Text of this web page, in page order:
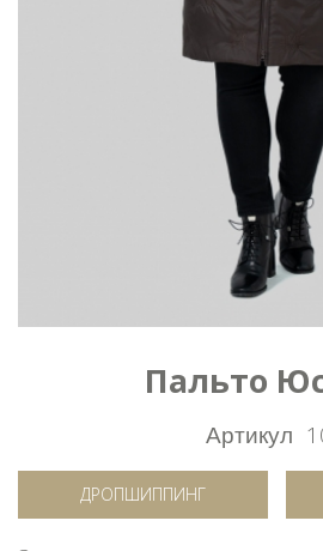
Пальто
Артикул
ДРОПШИППИНГ